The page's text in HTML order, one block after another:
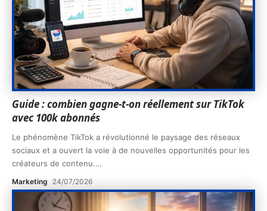
Guide : combien gagne-t-on réellement sur TikTok
avec 100k abonnés
Le phénomène TikTok a révolutionné le paysage des réseaux
sociaux et a ouvert la voie à de nouvelles opportunités pour les
créateurs de contenu.…
Marketing 24/07/2026